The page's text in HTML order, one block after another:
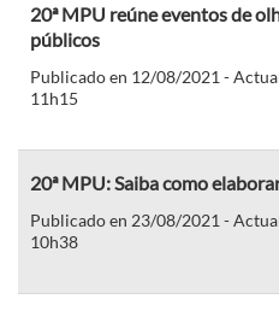
20ª MPU reúne eventos de
públicos
Publicado en 12/08/2021 -
11h15
20ª MPU: Saiba como
Publicado en 23/08/2021 -
10h38